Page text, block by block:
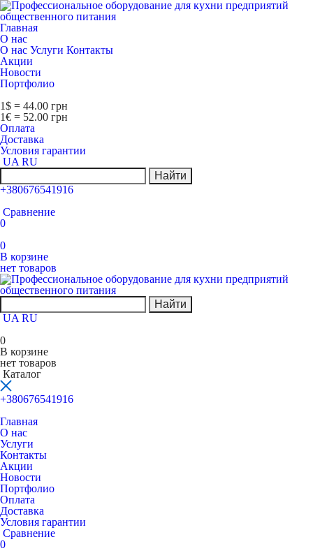
Главная
О нас
О нас Услуги Контакты
Акции
Новости
Портфолио
1$ = 44.00 грн
1€ = 52.00 грн
Оплата
Доставка
Условия гарантии
UA RU
Найти
+380676541916
Сравнение
0
0
В корзине
нет товаров
Найти
UA RU
0
В корзине
нет товаров
Каталог
+380676541916
Главная
О нас
Услуги
Контакты
Акции
Новости
Портфолио
Оплата
Доставка
Условия гарантии
Сравнение
0